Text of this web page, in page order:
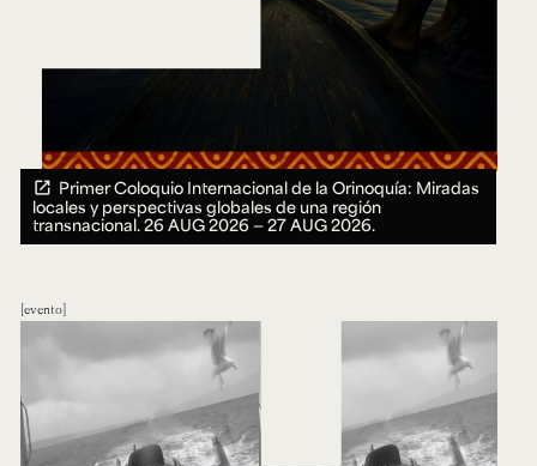
Primer Coloquio Internacional de la Orinoquía: Miradas
locales y perspectivas globales de una región
transnacional.26 AUG 2026 ― 27 AUG 2026.
evento